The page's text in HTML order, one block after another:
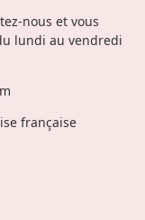
nous et vous
lundi au vendredi
française